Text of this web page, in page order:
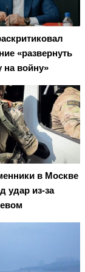
«развернуть
на войну»
в Москве
удар из-за